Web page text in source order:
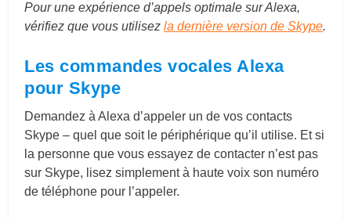
Pour une expérience d’appels optimale sur Alexa,
vérifiez que vous utilisezla dernière version de Skype.
Les commandes vocales Alexa
pour Skype
Demandez à Alexa d’appeler un de vos contacts
Skype – quel que soit le périphérique qu’il utilise. Et si
la personne que vous essayez de contacter n’est pas
sur Skype, lisez simplement à haute voix son numéro
de téléphone pour l’appeler.